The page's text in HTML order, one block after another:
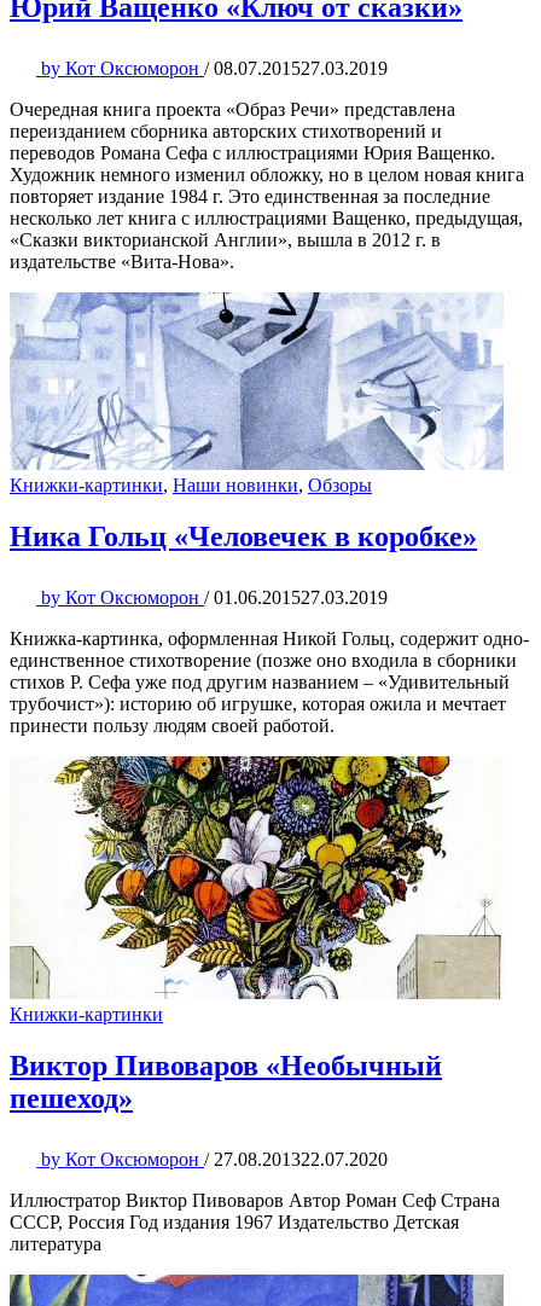
Юрий Ващенко «Ключ от сказки»
by Кот Оксюморон / 08.07.201527.03.2019
Очередная книга проекта «Образ Речи» представлена
переизданием сборника авторских стихотворений и
переводов Романа Сефа с иллюстрациями Юрия Ващенко.
Художник немного изменил обложку, но в целом новая книга
повторяет издание 1984 г. Это единственная за последние
несколько лет книга с иллюстрациями Ващенко, предыдущая,
«Сказки викторианской Англии», вышла в 2012 г. в
издательстве «Вита-Нова».
Книжки-картинки, Наши новинки, Обзоры
Ника Гольц «Человечек в коробке»
by Кот Оксюморон / 01.06.201527.03.2019
Книжка-картинка, оформленная Никой Гольц, содержит одно-
единственное стихотворение (позже оно входила в сборники
стихов Р. Сефа уже под другим названием – «Удивительный
трубочист»): историю об игрушке, которая ожила и мечтает
принести пользу людям своей работой.
Книжки-картинки
Виктор Пивоваров «Необычный
пешеход»
by Кот Оксюморон / 27.08.201322.07.2020
Иллюстратор Виктор Пивоваров Автор Роман Сеф Страна
СССР, Россия Год издания 1967 Издательство Детская
литература